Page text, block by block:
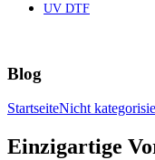
UV DTF
Blog
StartseiteNicht
Einzigartige